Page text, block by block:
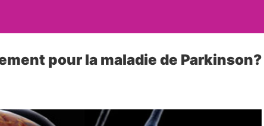
pour la maladie de Parkinson?